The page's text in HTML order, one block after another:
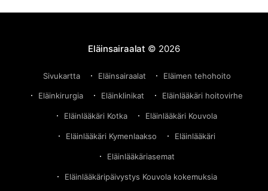
vain tätä suurikokoisuutta. Maine
Eläinsairaalat © 2026
Sivukartta Eläinsairaalat Eläimen tehohoito
Eläinkirurgia Eläinklinikat Eläinlääkäri hoitovirhe
Eläinlääkäri Kotka Eläinlääkäri Kouvola
Eläinlääkäri Kymenlaakso Eläinlääkäri
Eläinlääkäriasemat
Eläinlääkäripäivystys Kouvola kokemuksia